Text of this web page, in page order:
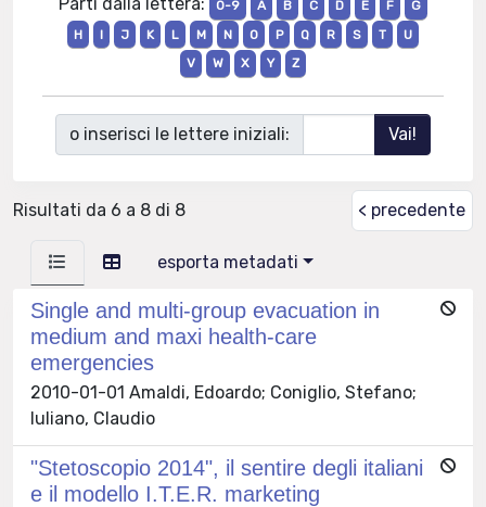
0-9 A B C D E F
G
H
I J K L M N O P Q R S T
U
V
W X Y Z
o inserisci le lettere iniziali:
Risultati da 6 a 8 di 8 < precedente
esporta metadati
Single and multi-group evacuation in
medium and maxi health-care
emergencies
2010-01-01 Amaldi, Edoardo; Coniglio, Stefano;
Iuliano, Claudio
"Stetoscopio 2014", il sentire degli italiani
e il modello I.T.E.R. marketing